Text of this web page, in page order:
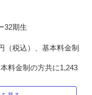
32期生
（税込）、基本料金制
料金制の方共に1,243